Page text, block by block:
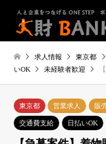
求人情報 東京都
いOK
未経験者歓迎
東京都 営業求人 販
交通費支給 日払いOK